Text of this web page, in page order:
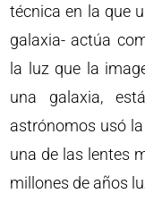
técnica en la que
galaxia- actúa
la luz que la
una galaxia,
astrónomos usó
una de las lentes
millones de años